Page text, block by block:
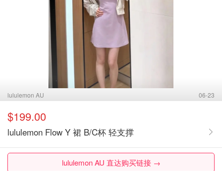
lululemon AU 06-23
$199.00
lululemon Flow Y 裙 B/C杯 轻支撑
lululemon AU 直达购买链接 →